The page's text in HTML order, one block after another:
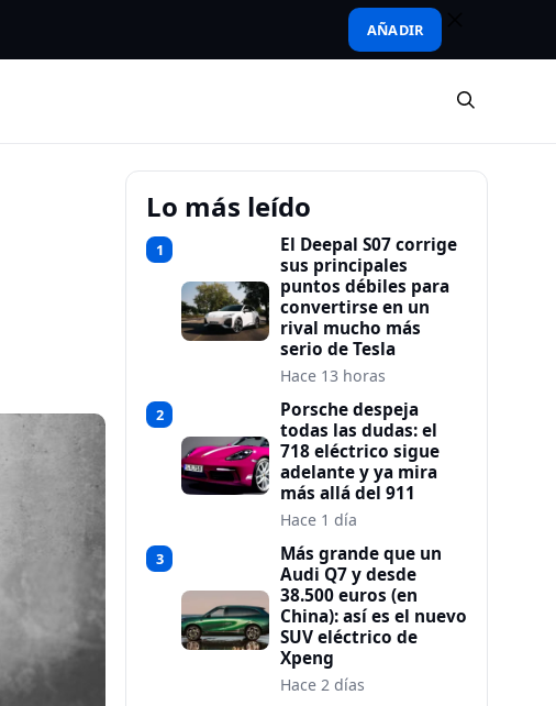
AÑADIR
Lo más leído
1
El Deepal S07 corrige
sus principales
puntos débiles para
convertirse en un
rival mucho más
serio de Tesla
Hace 13 horas
2
Porsche despeja
todas las dudas: el
718 eléctrico sigue
adelante y ya mira
más allá del 911
Hace 1 día
3
Más grande que un
Audi Q7 y desde
38.500 euros (en
China): así es el nuevo
SUV eléctrico de
Xpeng
Hace 2 días